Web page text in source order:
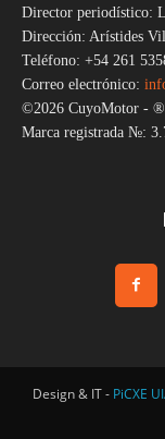
Director periodístico:
Dirección: Arístides
Teléfono: +54 261
Correo electrónico:
©2026 CuyoMotor -
Marca registrada №:
Design & IT - PiCXE